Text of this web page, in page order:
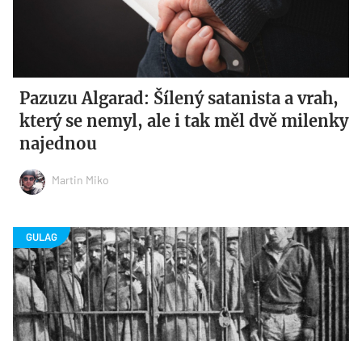
Pazuzu Algarad: Šílený satanista a vrah,
který se nemyl, ale i tak měl dvě milenky
najednou
Martin Miko